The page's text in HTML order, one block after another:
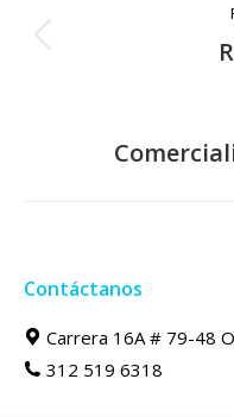
entre
Contáctanos
Carrera 16A # 79-48
312 519 6318